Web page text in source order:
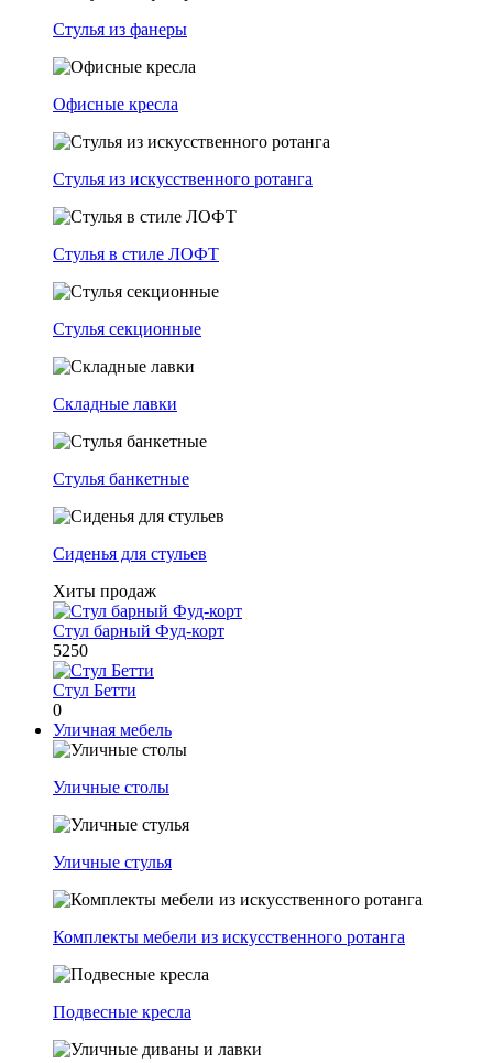
Стулья из фанеры
Офисные кресла
Стулья из искусственного ротанга
Стулья в стиле ЛОФТ
Стулья секционные
Складные лавки
Стулья банкетные
Сиденья для стульев
Хиты продаж
Стул барный Фуд-корт
5250
Стул Бетти
0
Уличная мебель
Уличные столы
Уличные стулья
Комплекты мебели из искусственного ротанга
Подвесные кресла